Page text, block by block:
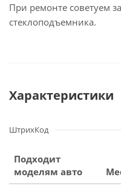
При ремонте советуем
стеклоподъемника.
Характеристики
ШтрихКод
Подходит
моделям авто